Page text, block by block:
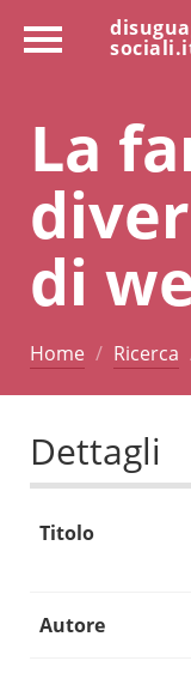
La
di
Home Ricerca
Dettagli
Titolo
Autore